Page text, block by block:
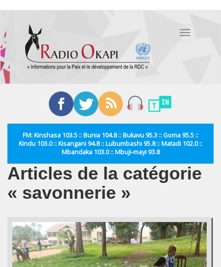
contenu
principal
Toggle
FM: Kinshasa 103.5 :: Bunia 104.8 :: Bukavu 95.3 :: Goma 95.5 ::
Kindu 103.0 :: Kisangani 94.8 :: Lubumbashi 95.8 :: Matadi 102.0 ::
Mbandaka 103.0 :: Mbuji-mayi 93.8
Articles de la catégorie
« savonnerie »